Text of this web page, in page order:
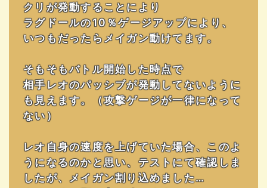
クリが発動することにより
ラグドールの10％ゲージアップにより、
いつもだったらメイガン動けてます。
そもそもバトル開始した時点で
相手レオのパッシブが発動してないように
も見えます。（攻撃ゲージが一律になって
ない）
レオ自身の速度を上げていた場合、このよ
うになるのかと思い、テストにて確認しま
したが、メイガン割り込めました…